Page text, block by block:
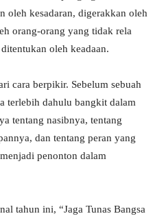
oleh kesadaran, digerakkan oleh
orang-orang yang tidak rela
oleh keadaan.
cara berpikir. Sebelum sebuah
terlebih dahulu bangkit dalam
tentang nasibnya, tentang
dan tentang peran yang
penonton dalam
tahun ini, “Jaga Tunas Bangsa